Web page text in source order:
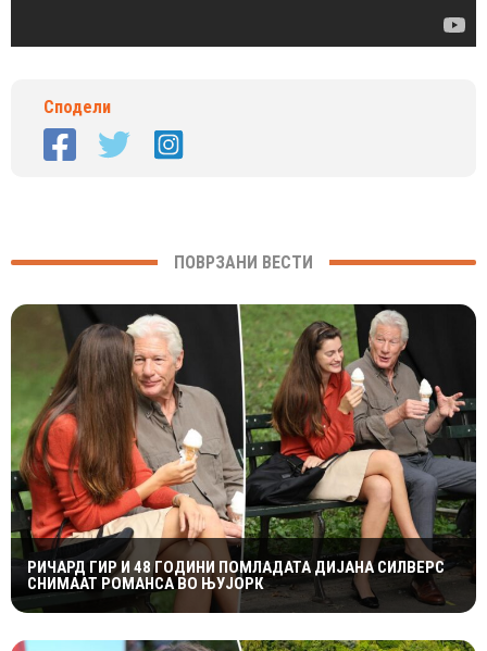
Сподели
ПОВРЗАНИ ВЕСТИ
РИЧАРД ГИР И 48 ГОДИНИ ПОМЛАДАТА ДИЈАНА СИЛВЕРС
СНИМААТ РОМАНСА ВО ЊУЈОРК